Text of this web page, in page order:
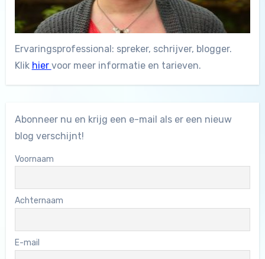
Ervaringsprofessional: spreker, schrijver, blogger.
Klik hier voor meer informatie en tarieven.
Abonneer nu en krijg een e-mail als er een nieuw
blog verschijnt!
Voornaam
Achternaam
E-mail